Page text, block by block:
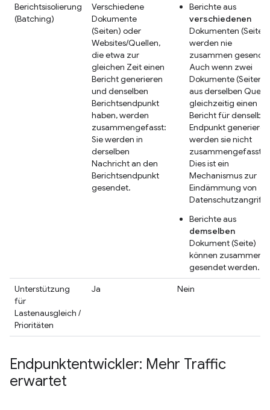
Berichtsisolierung
(Batching)
Verschiedene
Dokumente
(Seiten) oder
Websites/Quellen,
die etwa zur
gleichen Zeit einen
Bericht generieren
und denselben
Berichtsendpunkt
haben, werden
zusammengefasst:
Sie werden in
derselben
Nachricht an den
Berichtsendpunkt
gesendet.
Berichte aus
verschiedenen
Dokumenten (Seiten)
werden nie
zusammen
Auch wenn zwei
Dokumente (Seiten)
aus derselben Quelle
gleichzeitig einen
Bericht für
Endpunkt
werden sie nicht
zusammengefasst.
Dies ist ein
Mechanismus zur
Eindämmung von
Berichte aus
demselben
Dokument (Seite)
können zusammen
gesendet werden.
Unterstützung
für
Lastenausgleich /
Prioritäten
Ja Nein
Endpunktentwickler: Mehr Traffic
erwartet